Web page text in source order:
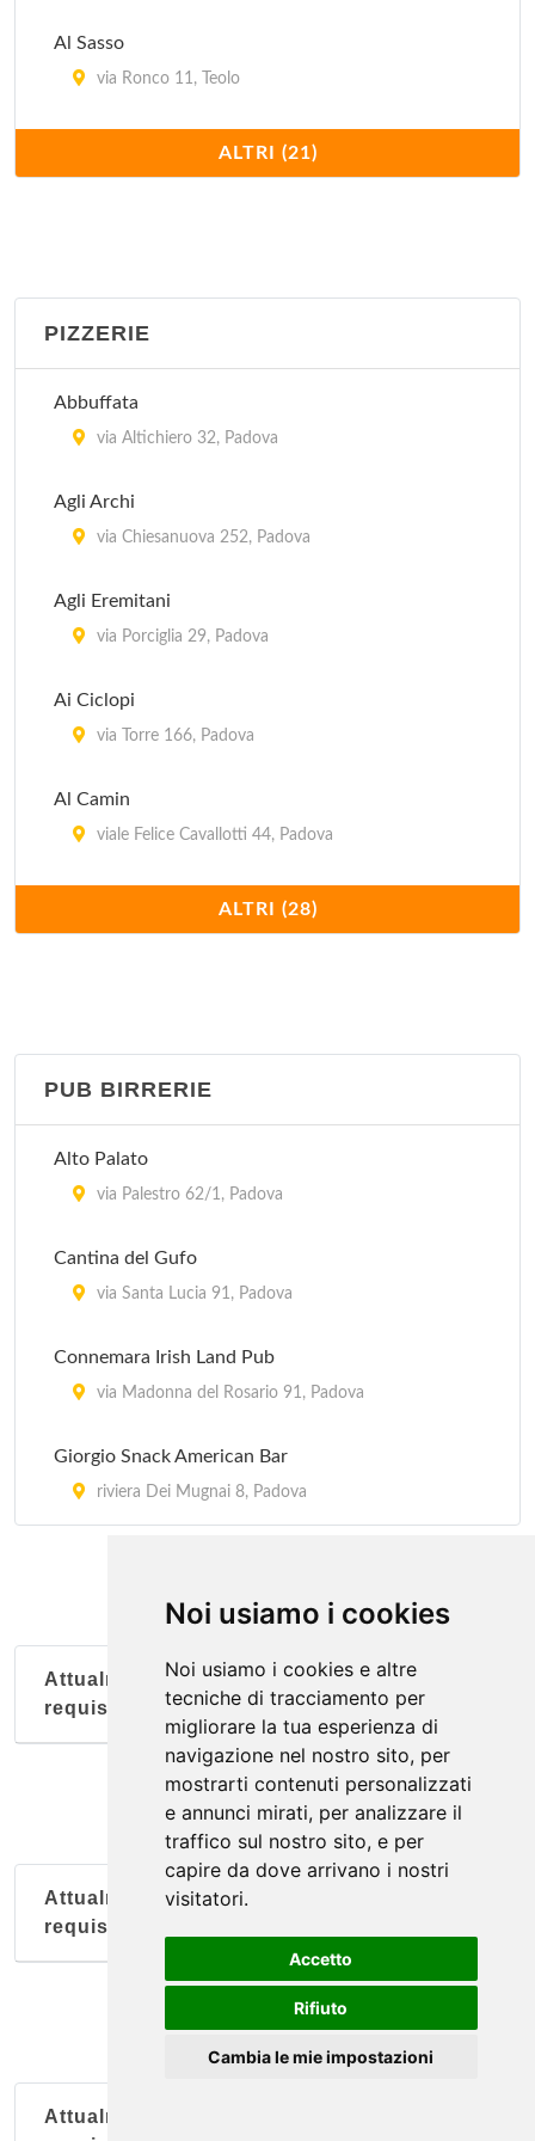
Noi usiamo i cookies
Noi usiamo i cookies e altre
tecniche di tracciamento per
migliorare la tua esperienza di
navigazione nel nostro sito, per
mostrarti contenuti personalizzati
e annunci mirati, per analizzare il
traffico sul nostro sito, e per
capire da dove arrivano i nostri
visitatori.
Accetto
Rifiuto
Cambia le mie impostazioni
Al Sasso
via Ronco 11, Teolo
Antica Trattoria al Bosco
via Valmarana 13, Saonara
Antica Trattoria dei Paccagnella
Cantina del Gufo
Da Linda
Dai Grandi
ALTRI (21)
PIZZERIE
Abbuffata
via Altichiero 32, Padova
Agli Archi
via Chiesanuova 252, Padova
Agli Eremitani
via Porciglia 29, Padova
Ai Ciclopi
via Torre 166, Padova
Al Camin
viale Felice Cavallotti 44, Padova
piazza Francesco Petrarca 8, Padova
Al Gatto Rosso
Al Santo
Al Saraceno
Al Tamiso
359, Borgoricco
ALTRI (28)
PUB BIRRERIE
Alto Palato
via Palestro 62/1, Padova
Cantina del Gufo
via Santa Lucia 91, Padova
Connemara Irish Land Pub
via Madonna del Rosario 91, Padova
Giorgio Snack American Bar
riviera Dei Mugnai 8, Padova
Attualmente nessun soggetto con questi
requisiti
Attualmente nessun soggetto con questi
requisiti
Attualmente nessun soggetto con questi